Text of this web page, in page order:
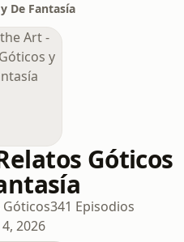
De Fantasía
Góticos
Góticos341 Episodios
2026